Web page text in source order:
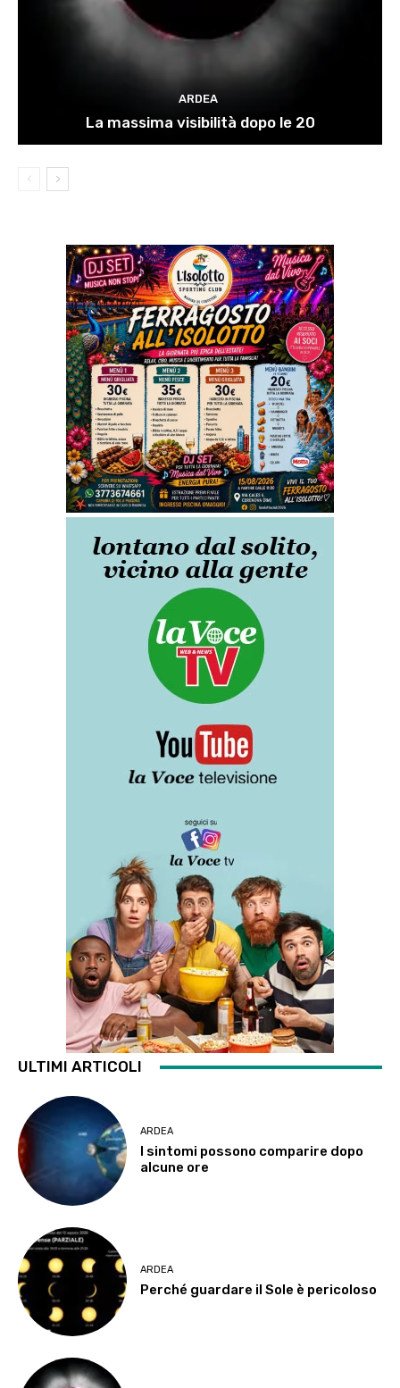
ARDEA
La massima visibilità dopo le 20
ULTIMI ARTICOLI
ARDEA
I sintomi possono comparire dopo
alcune ore
ARDEA
Perché guardare il Sole è pericoloso